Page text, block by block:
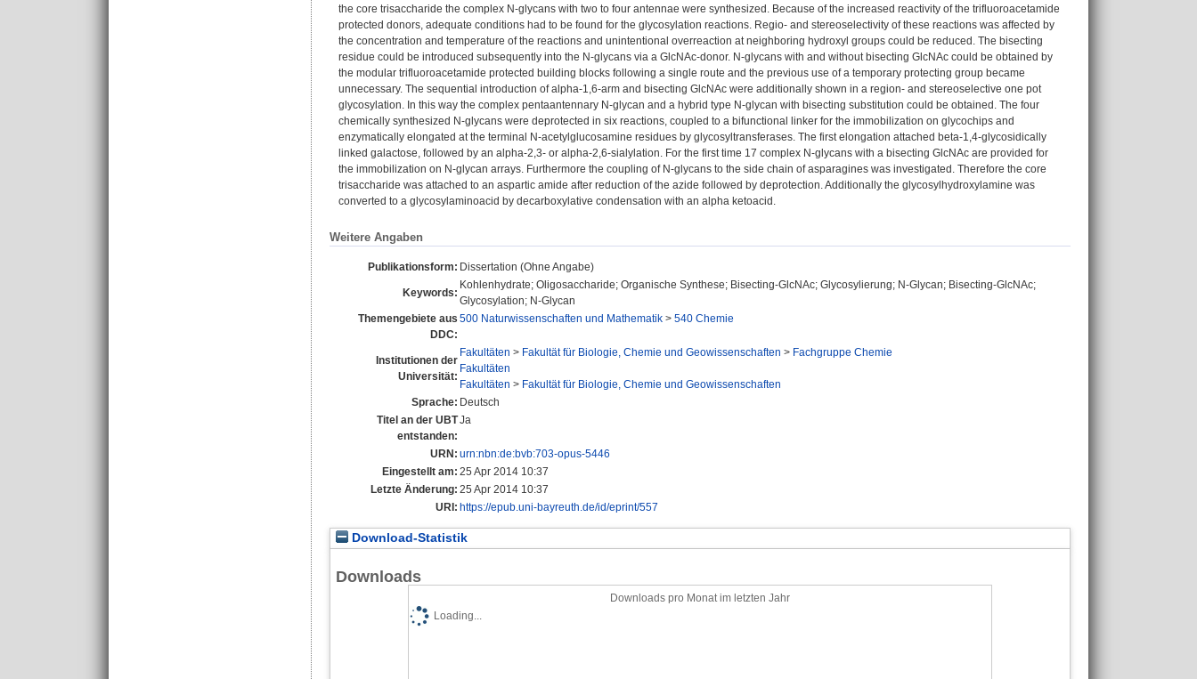
the core trisaccharide the complex N-glycans with two to four antennae were synthesized. Because of the increased reactivity of the trifluoroacetamide
protected donors, adequate conditions had to be found for the glycosylation reactions. Regio- and stereoselectivity of these reactions was affected by
the concentration and temperature of the reactions and unintentional overreaction at neighboring hydroxyl groups could be reduced. The bisecting
residue could be introduced subsequently into the N-glycans via a GlcNAc-donor. N-glycans with and without bisecting GlcNAc could be obtained by
the modular trifluoroacetamide protected building blocks following a single route and the previous use of a temporary protecting group became
unnecessary. The sequential introduction of alpha-1,6-arm and bisecting GlcNAc were additionally shown in a region- and stereoselective one pot
glycosylation. In this way the complex pentaantennary N-glycan and a hybrid type N-glycan with bisecting substitution could be obtained. The four
chemically synthesized N-glycans were deprotected in six reactions, coupled to a bifunctional linker for the immobilization on glycochips and
enzymatically elongated at the terminal N-acetylglucosamine residues by glycosyltransferases. The first elongation attached beta-1,4-glycosidically
linked galactose, followed by an alpha-2,3- or alpha-2,6-sialylation. For the first time 17 complex N-glycans with a bisecting GlcNAc are provided for
the immobilization on N-glycan arrays. Furthermore the coupling of N-glycans to the side chain of asparagines was investigated. Therefore the core
trisaccharide was attached to an aspartic amide after reduction of the azide followed by deprotection. Additionally the glycosylhydroxylamine was
converted to a glycosylaminoacid by decarboxylative condensation with an alpha ketoacid.
Weitere Angaben
Publikationsform: Dissertation (Ohne Angabe)
Keywords:
Kohlenhydrate; Oligosaccharide; Organische Synthese; Bisecting-GlcNAc; Glycosylierung; N-Glycan; Bisecting-GlcNAc;
Glycosylation; N-Glycan
Themengebiete aus
DDC:
500 Naturwissenschaften und Mathematik > 540 Chemie
Institutionen der
Universität:
Fakultäten > Fakultät für Biologie, Chemie und Geowissenschaften > Fachgruppe Chemie
Fakultäten
Fakultäten > Fakultät für Biologie, Chemie und Geowissenschaften
Sprache: Deutsch
Titel an der UBT
entstanden:
Ja
URN: urn:nbn:de:bvb:703-opus-5446
Eingestellt am: 25 Apr 2014 10:37
Letzte Änderung: 25 Apr 2014 10:37
URI: https://epub.uni-bayreuth.de/id/eprint/557
Download-Statistik
Downloads
Downloads pro Monat im letzten Jahr
Loading...